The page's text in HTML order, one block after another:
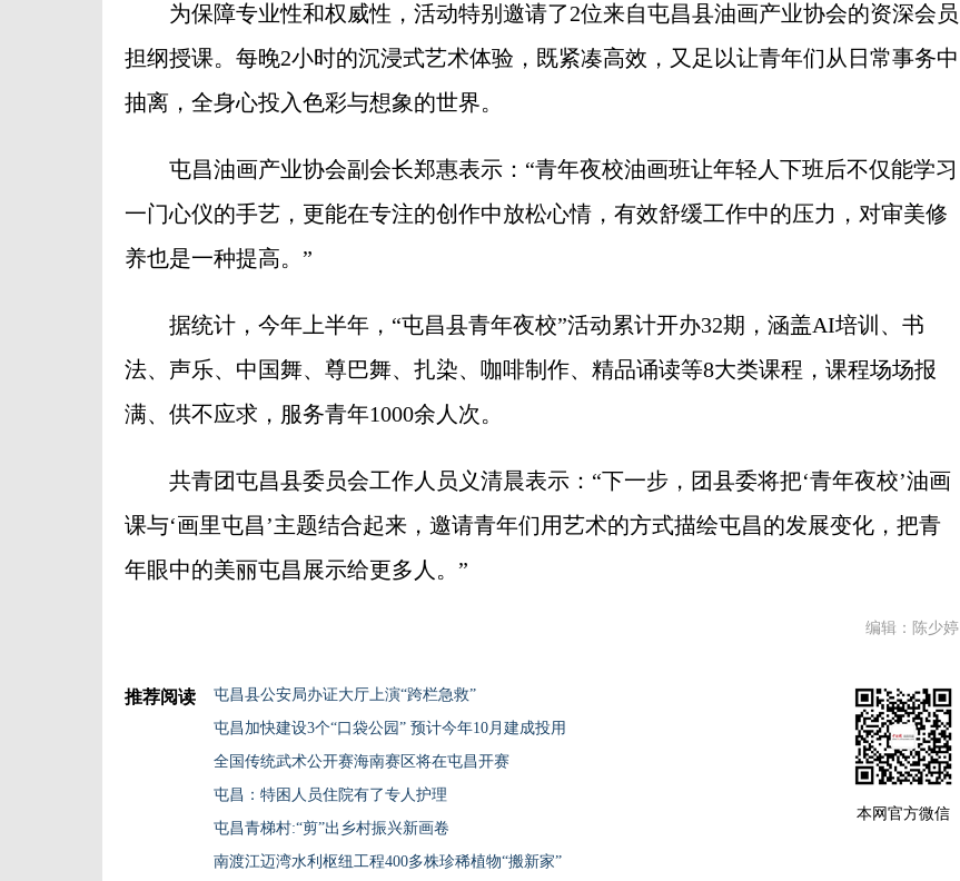
为保障专业性和权威性，活动特别邀请了2位来自屯昌县油画产业协会的资深会员
担纲授课。每晚2小时的沉浸式艺术体验，既紧凑高效，又足以让青年们从日常事务中
抽离，全身心投入色彩与想象的世界。
屯昌油画产业协会副会长郑惠表示：“青年夜校油画班让年轻人下班后不仅能学习
一门心仪的手艺，更能在专注的创作中放松心情，有效舒缓工作中的压力，对审美修
养也是一种提高。”
据统计，今年上半年，“屯昌县青年夜校”活动累计开办32期，涵盖AI培训、书
法、声乐、中国舞、尊巴舞、扎染、咖啡制作、精品诵读等8大类课程，课程场场报
满、供不应求，服务青年1000余人次。
共青团屯昌县委员会工作人员义清晨表示：“下一步，团县委将把‘青年夜校’油画
课与‘画里屯昌’主题结合起来，邀请青年们用艺术的方式描绘屯昌的发展变化，把青
年眼中的美丽屯昌展示给更多人。”
编辑：陈少婷
推荐阅读
屯昌县公安局办证大厅上演“跨栏急救”
屯昌加快建设3个“口袋公园” 预计今年10月建成投用
全国传统武术公开赛海南赛区将在屯昌开赛
屯昌：特困人员住院有了专人护理
屯昌青梯村:“剪”出乡村振兴新画卷
南渡江迈湾水利枢纽工程400多株珍稀植物“搬新家”
本网官方微信